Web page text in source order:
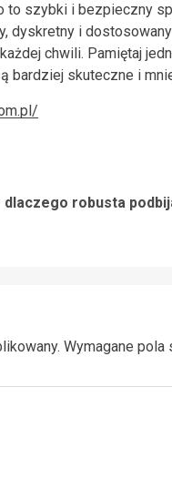
to szybki i bezpieczny
dyskretny i
chwili. Pamiętaj
bardziej skuteczne i
dlaczego robusta
Wymagane pola